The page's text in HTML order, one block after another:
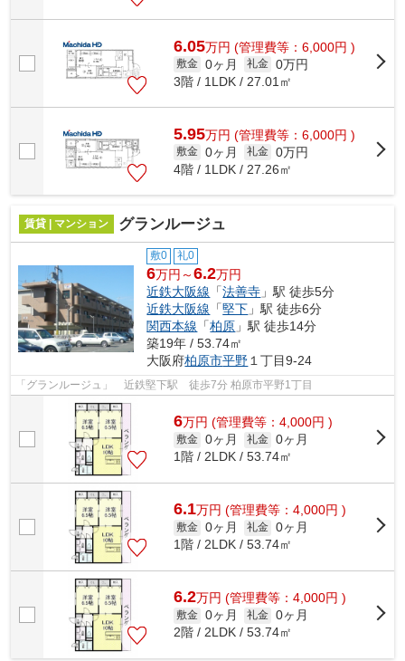
6.05万円 (管理費等：6,000円 )
敷金 0ヶ月 礼金 0万円
3階 / 1LDK / 27.01㎡
5.95万円 (管理費等：6,000円 )
敷金 0ヶ月 礼金 0万円
4階 / 1LDK / 27.26㎡
賃貸 | マンション グランルージュ
敷0 礼0
6万円～6.2万円
近鉄大阪線 「法善寺 」駅 徒歩5分
近鉄大阪線 「堅下 」駅 徒歩6分
関西本線 「柏原 」駅 徒歩14分
築19年 / 53.74㎡
大阪府柏原市平野 １丁目9-24
「グランルージュ」 近鉄堅下駅 徒歩7分 柏原市平野1丁目
6万円 (管理費等：4,000円 )
敷金 0ヶ月 礼金 0ヶ月
1階 / 2LDK / 53.74㎡
6.1万円 (管理費等：4,000円 )
敷金 0ヶ月 礼金 0ヶ月
1階 / 2LDK / 53.74㎡
6.2万円 (管理費等：4,000円 )
敷金 0ヶ月 礼金 0ヶ月
2階 / 2LDK / 53.74㎡